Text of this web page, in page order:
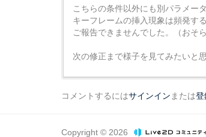
こちらの条件以外にも別パラメー
キーフレームの挿入現象は頻発す
ご報告できませんでした。（おそ
次の修正まで様子を見てみたいと
コメントするにはサインイン または登
Copyright © 2026